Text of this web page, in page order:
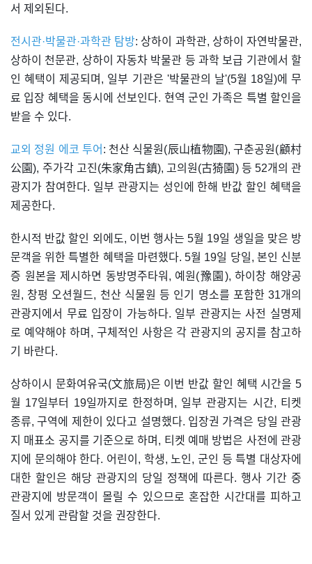
서 제외된다.
전시관·박물관·과학관 탐방: 상하이 과학관, 상하이 자연박물관,
상하이 천문관, 상하이 자동차 박물관 등 과학 보급 기관에서 할
인 혜택이 제공되며, 일부 기관은 '박물관의 날'(5월 18일)에 무
료 입장 혜택을 동시에 선보인다. 현역 군인 가족은 특별 할인을
받을 수 있다.
교외 정원 에코 투어 : 천산 식물원(辰山植物園), 구춘공원(顧村
公園), 주가각 고진(朱家角古鎮), 고의원(古猗園) 등 52개의 관
광지가 참여한다. 일부 관광지는 성인에 한해 반값 할인 혜택을
제공한다.
한시적 반값 할인 외에도, 이번 행사는 5월 19일 생일을 맞은 방
문객을 위한 특별한 혜택을 마련했다. 5월 19일 당일, 본인 신분
증 원본을 제시하면 동방명주타워, 예원(豫園), 하이창 해양공
원, 창펑 오션월드, 천산 식물원 등 인기 명소를 포함한 31개의
관광지에서 무료 입장이 가능하다. 일부 관광지는 사전 실명제
로 예약해야 하며, 구체적인 사항은 각 관광지의 공지를 참고하
기 바란다.
상하이시 문화여유국(文旅局)은 이번 반값 할인 혜택 시간을 5
월 17일부터 19일까지로 한정하며, 일부 관광지는 시간, 티켓
종류, 구역에 제한이 있다고 설명했다. 입장권 가격은 당일 관광
지 매표소 공지를 기준으로 하며, 티켓 예매 방법은 사전에 관광
지에 문의해야 한다. 어린이, 학생, 노인, 군인 등 특별 대상자에
대한 할인은 해당 관광지의 당일 정책에 따른다. 행사 기간 중
관광지에 방문객이 몰릴 수 있으므로 혼잡한 시간대를 피하고
질서 있게 관람할 것을 권장한다.